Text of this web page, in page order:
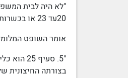
"לא היה לבית
20עד 23 או בכשרות העדים."
אומר השופט
"5.
בצורתה החיצונית